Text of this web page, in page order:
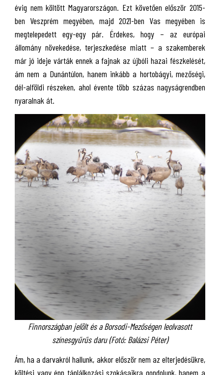
évig nem költött Magyarországon. Ezt követően először 2015-
ben Veszprém megyében, majd 2021-ben Vas megyében is
megtelepedett egy-egy pár. Érdekes, hogy – az európai
állomány növekedése, terjeszkedése miatt – a szakemberek
már jó ideje várták ennek a fajnak az újbóli hazai fészkelését,
ám nem a Dunántúlon, hanem inkább a hortobágyi, mezőségi,
dél-alföldi részeken, ahol évente több százas nagyságrendben
nyaralnak át.
Finnországban jelölt és a Borsodi-Mezőségen leolvasott
színesgyűrűs daru (Fotó: Balázsi Péter)
Ám, ha a darvakról hallunk, akkor először nem az elterjedésükre,
költési vagy épp táplálkozási szokásaikra gondolunk, hanem a